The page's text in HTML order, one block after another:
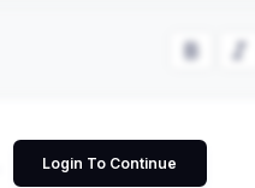
Login To Continue